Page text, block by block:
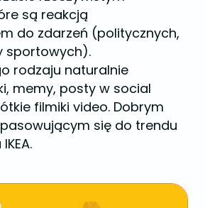
są reakcją
do zdarzeń (politycznych,
sportowych).
rodzaju naturalnie
memy, posty w social
filmiki video. Dobrym
się do trendu